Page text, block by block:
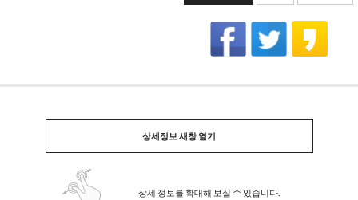
상세정보 새창 열기
상세 정보를 확대해 보실 수 있습니다.